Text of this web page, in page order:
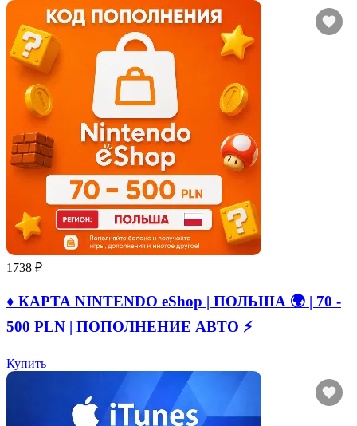
1738 ₽
♦️ КАРТА NINTENDO eShop | ПОЛЬША 🌍 | 70 -
500 PLN | ПОПОЛНЕНИЕ АВТО ⚡
Купить